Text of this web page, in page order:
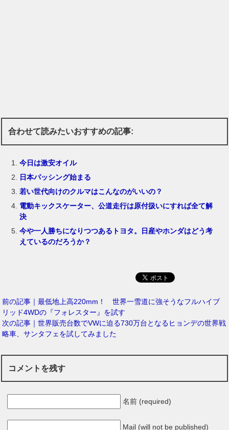
合わせて読みたいおすすめの記事:
今日は激安オイル
日本パッシング始まる
若い世代向けのクルマはこんなのがいいの？
電動キックスケーター、公道走行は原付扱いにすれば全て解
決
今や一人勝ちになりつつあるトヨタ。日産やホンダはどう考
えているのだろうか？
前の記事｜最低地上高220mm！ 世界一雪道に強そうなフルハイブ
リッド4WDの『フォレスター』を試す
次の記事｜世界販売台数でVWに迫る730万台となるヒョンデの世界戦
略車、サンタフェを試してみました
コメントを残す
名前 (required)
Mail (will not be published)